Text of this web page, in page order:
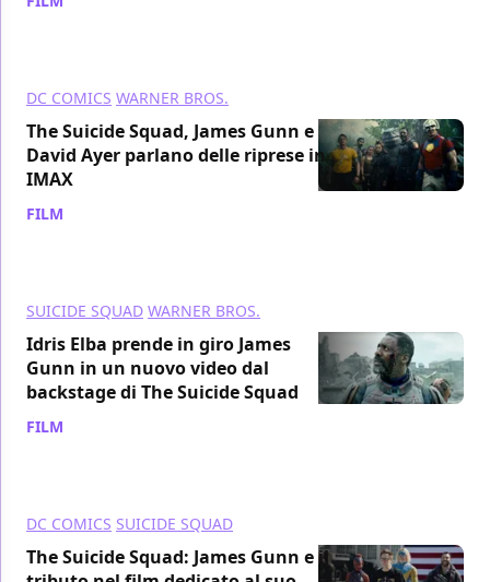
DC COMICS WARNER BROS.
The Suicide Squad, James Gunn e
David Ayer parlano delle riprese in
IMAX
FILM
SUICIDE SQUAD WARNER BROS.
Idris Elba prende in giro James
Gunn in un nuovo video dal
backstage di The Suicide Squad
FILM
DC COMICS SUICIDE SQUAD
The Suicide Squad: James Gunn e il